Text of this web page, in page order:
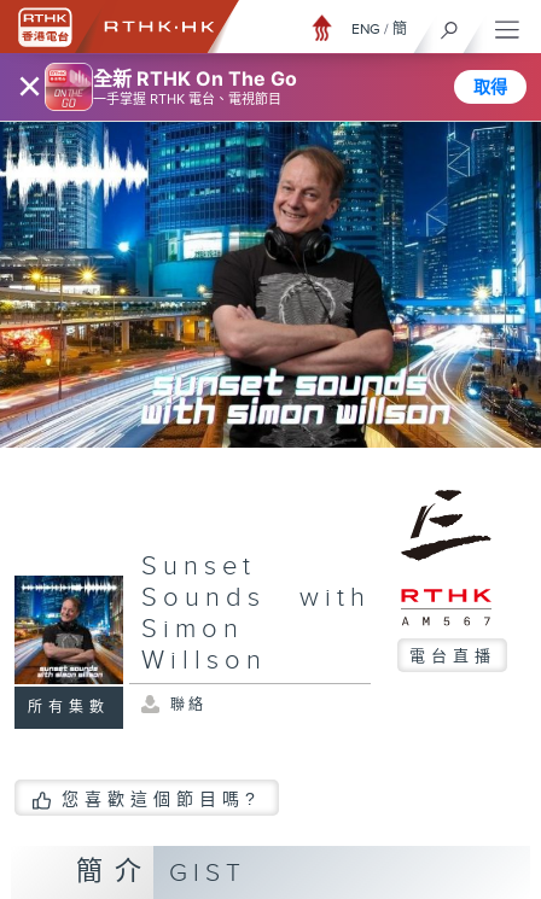
× 全新 RTHK On The Go
一手掌握 RTHK 電台、電視節目
取得
ENG / 簡
所有集數
Sunset
Sounds with
Simon
Willson
電台直播
聯絡
您喜歡這個節目嗎?
簡介 GIST